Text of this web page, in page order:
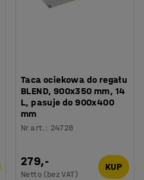
Taca ociekowa do regału
BLEND, 900x350 mm, 14
L, pasuje do 900x400
mm
Nr art. : 24728
279,-
Netto (bez VAT)
KUP